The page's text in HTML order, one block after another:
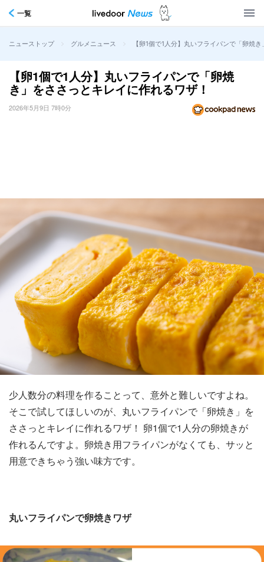
一覧
ニューストップ > グルメニュース > 【卵1個で1人分】丸いフライパンで「卵焼
【卵1個で1人分】丸いフライパンで「卵焼
き」をささっとキレイに作れるワザ！
2026年5月9日 7時0分
少人数分の料理を作ることって、意外と難しいですよね。
そこで試してほしいのが、丸いフライパンで「卵焼き」を
ささっとキレイに作れるワザ！ 卵1個で1人分の卵焼きが
作れるんですよ。卵焼き用フライパンがなくても、サッと
用意できちゃう強い味方です。
丸いフライパンで卵焼きワザ